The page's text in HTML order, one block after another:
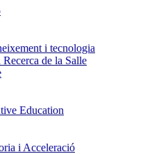
i tecnologia
de la Salle
Education
i Acceleració